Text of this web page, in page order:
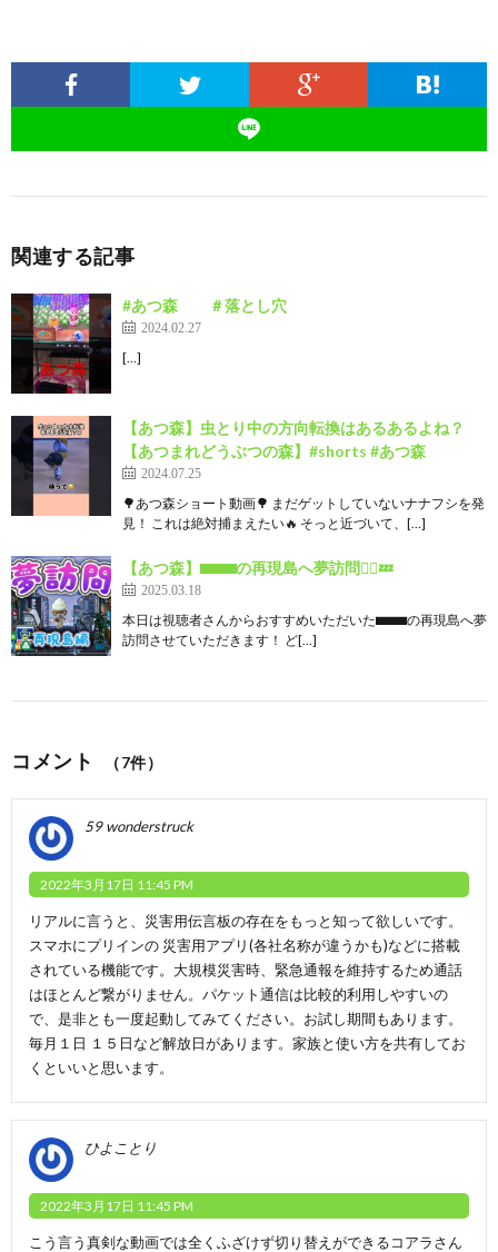
関連する記事
#あつ森 ＃落とし穴
2024.02.27
[…]
【あつ森】虫とり中の方向転換はあるあるよね？
【あつまれどうぶつの森】#shorts #あつ森
2024.07.25
🌳あつ森ショート動画🌳 まだゲットしていないナナフシを発
見！ これは絶対捕まえたい🔥 そっと近づいて、[…]
【あつ森】⬛︎⬛︎⬛︎⬛︎の再現島へ夢訪問🏃‍♀️💤
2025.03.18
本日は視聴者さんからおすすめいただいた⬛︎⬛︎⬛︎⬛︎の再現島へ夢
訪問させていただきます！ ど[…]
コメント （7件）
59 wonderstruck
2022年3月17日 11:45 PM
リアルに言うと、災害用伝言板の存在をもっと知って欲しいです。
スマホにプリインの 災害用アプリ(各社名称が違うかも)などに搭載
されている機能です。大規模災害時、緊急通報を維持するため通話
はほとんど繋がりません。パケット通信は比較的利用しやすいの
で、是非とも一度起動してみてください。お試し期間もあります。
毎月１日 １５日など解放日があります。家族と使い方を共有してお
くといいと思います。
ひよことり
2022年3月17日 11:45 PM
こう言う真剣な動画では全くふざけず切り替えができるコアラさん